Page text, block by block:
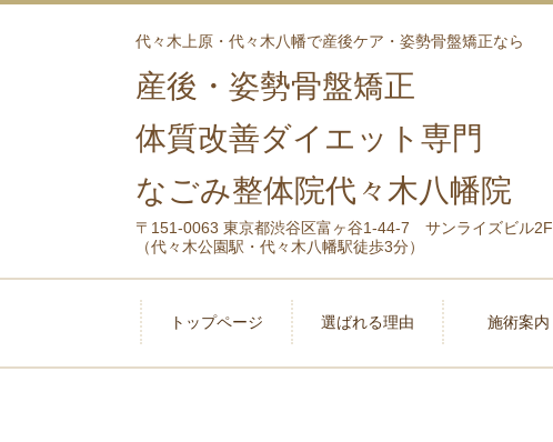
代々木上原・代々木八幡で産後ケア・姿勢骨盤矯正なら
産後・姿勢骨盤矯正
体質改善ダイエット専門
なごみ整体院代々木八幡院
〒151-0063 東京都渋谷区富ヶ谷1-44-7 サンライズビル2F
（代々木公園駅・代々木八幡駅徒歩3分）
トップページ 選ばれる理由 施術案内